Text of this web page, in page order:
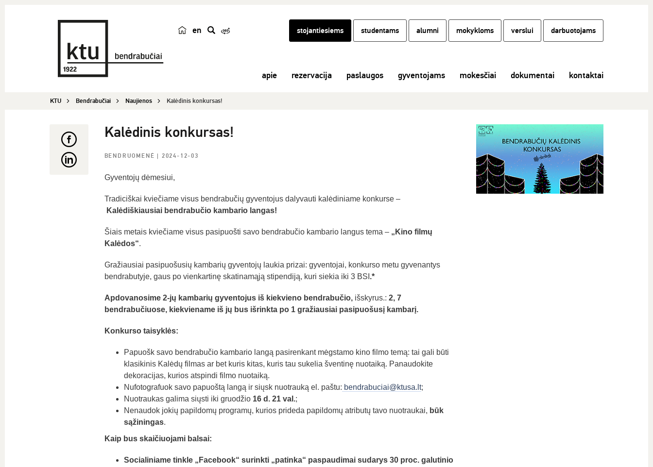
en
k
stojantiesiems studentams alumni mokykloms verslui darbuotojams
apie rezervacija paslaugos gyventojams mokesčiai dokumentai kontaktai
KTU Bendrabučiai Naujienos Kalėdinis konkursas!
Kalėdinis konkursas!
BENDRUOMENĖ | 2024-12-03
Gyventojų dėmesiui,
Tradiciškai kviečiame visus bendrabučių gyventojus dalyvauti kalėdiniame konkurse –
Kalėdiškiausiai bendrabučio kambario langas!
Šiais metais kviečiame visus pasipuošti savo bendrabučio kambario langus tema – „Kino filmų
Kalėdos“.
Gražiausiai pasipuošusių kambarių gyventojų laukia prizai: gyventojai, konkurso metu gyvenantys
bendrabutyje, gaus po vienkartinę skatinamąją stipendiją, kuri siekia iki 3 BSI .*
Apdovanosime 2-jų kambarių gyventojus iš kiekvieno bendrabučio,išskyrus.: 2, 7
bendrabučiuose, kiekviename iš jų bus išrinkta po 1 gražiausiai pasipuošusį kambarį.
Konkurso taisyklės:
Papuošk savo bendrabučio kambario langą pasirenkant mėgstamo kino filmo temą: tai gali būti
klasikinis Kalėdų filmas ar bet kuris kitas, kuris tau sukelia šventinę nuotaiką. Panaudokite
dekoracijas, kurios atspindi filmo nuotaiką.
Nufotografuok savo papuoštą langą ir siųsk nuotrauką el. paštu: bendrabuciai@ktusa.lt;
Nuotraukas galima siųsti iki gruodžio 16 d. 21 val.;
Nenaudok jokių papildomų programų, kurios prideda papildomų atributų tavo nuotraukai, būk
sąžiningas.
Kaip bus skaičiuojami balsai:
Socialiniame tinkle „Facebook“ surinkti „patinka“ paspaudimai sudarys 30 proc. galutinio